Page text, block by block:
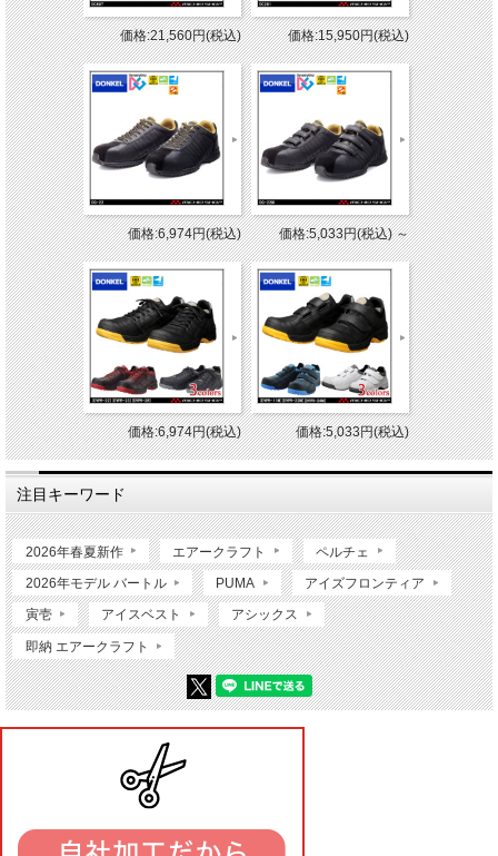
価格:21,560円(税込) 価格:15,950円(税込)
価格:6,974円(税込) 価格:5,033円(税込)～
価格:6,974円(税込) 価格:5,033円(税込)
注目キーワード
2026年春夏新作 エアークラフト ペルチェ
2026年モデル バートル PUMA アイズフロンティア
寅壱 アイスベスト アシックス
即納 エアークラフト